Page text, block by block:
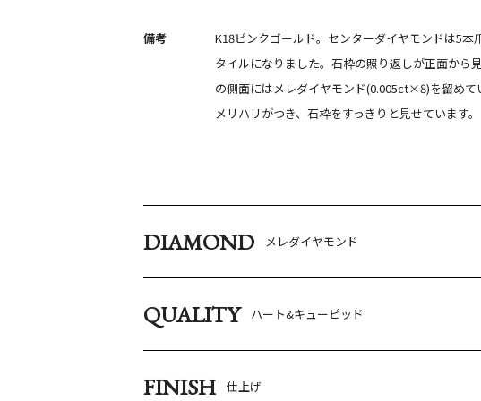
備考
K18ピンクゴールド。センターダイヤモンドは5
タイルになりました。石枠の照り返しが正面から
の側面にはメレダイヤモンド(0.005ct×8)を留め
メリハリがつき、石枠をすっきりと見せています。
DIAMOND メレダイヤモンド
QUALITY ハート&キューピッド
FINISH 仕上げ